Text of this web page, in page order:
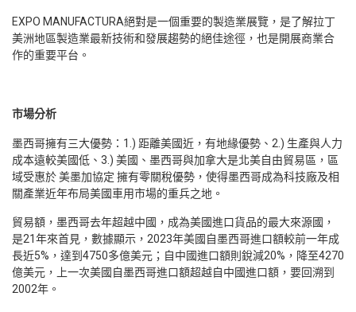
EXPO MANUFACTURA絕對是一個重要的製造業展覽，是了解拉丁
美洲地區製造業最新技術和發展趨勢的絕佳途徑，也是開展商業合
作的重要平台。
市場分析
墨西哥擁有三大優勢：1.) 距離美國近，有地緣優勢、2.) 生產與人力
成本遠較美國低、3.) 美國、墨西哥與加拿大是北美自由貿易區，區
域受惠於 美墨加協定 擁有零關稅優勢，使得墨西哥成為科技廠及相
關產業近年布局美國車用市場的重兵之地。
貿易額，墨西哥去年超越中國，成為美國進口貨品的最大來源國，
是21年來首見，數據顯示，2023年美國自墨西哥進口額較前一年成
長近5%，達到4750多億美元；自中國進口額則銳減20%，降至4270
億美元，上一次美國自墨西哥進口額超越自中國進口額，要回溯到
2002年。